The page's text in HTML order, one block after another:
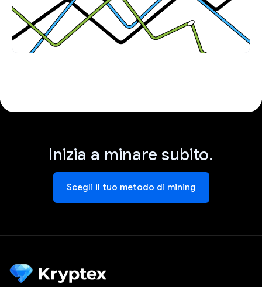
Inizia a minare subito.
Scegli il tuo metodo di mining